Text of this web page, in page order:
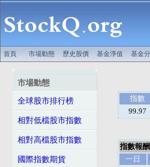
首頁 市場動態 歷史股價 基金淨值 基金
市場動態
全球股市排行榜
相對低檔股市指數
相對高檔股市指數
國際指數期貨
指數
99.97
指數報
一日